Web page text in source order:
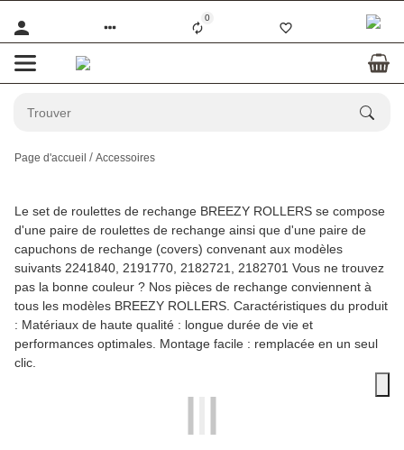
0
Page d'accueil Accessoires
Le set de roulettes de rechange BREEZY ROLLERS se compose
d'une paire de roulettes de rechange ainsi que d'une paire de
capuchons de rechange (covers) convenant aux modèles
suivants 2241840, 2191770, 2182721, 2182701 Vous ne trouvez
pas la bonne couleur ? Nos pièces de rechange conviennent à
tous les modèles BREEZY ROLLERS. Caractéristiques du produit
: Matériaux de haute qualité : longue durée de vie et
performances optimales. Montage facile : remplacée en un seul
clic.